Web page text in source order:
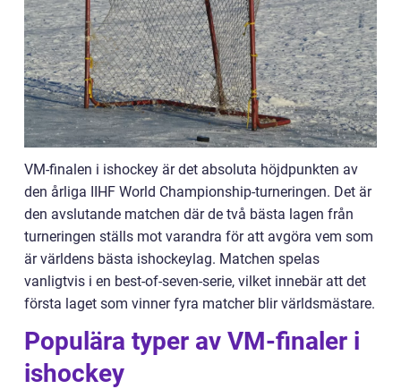
VM-finalen i ishockey är det absoluta höjdpunkten av
den årliga IIHF World Championship-turneringen. Det är
den avslutande matchen där de två bästa lagen från
turneringen ställs mot varandra för att avgöra vem som
är världens bästa ishockeylag. Matchen spelas
vanligtvis i en best-of-seven-serie, vilket innebär att det
första laget som vinner fyra matcher blir världsmästare.
Populära typer av VM-finaler i
ishockey